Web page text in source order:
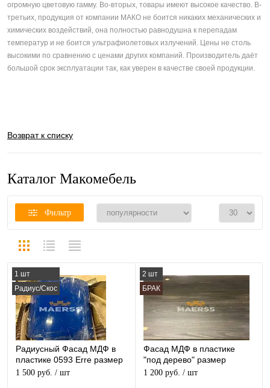
огромную цветовую гамму. Во-вторых, товары имеют высокое качество. В-
третьих, продукция от компании МАКО не боится никаких механических и
химических воздействий, она полностью равнодушна к перепадам
температур и не боится ультрафиолетовых излучений. Цены не столь
высокими по сравнению с ценами других компаний. Производитель даёт
большой срок эксплуатации так, как уверен в качестве своей продукции.
Возврат к списку
Каталог Макомебель
Фильтр
1 шт
Радиус/Скос
Радиусный Фасад МДФ в
пластике 0593 Erre размер
720*420мм
1 500 руб. / шт
2 шт
БРАК
Фасад МДФ в пластике
"под дерево" размер
597*717мм - 2шт
1 200 руб. / шт